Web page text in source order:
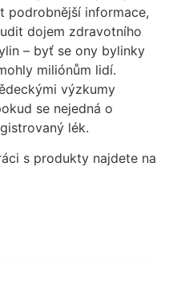
podrobnější informace,
dojem zdravotního
– byť se ony bylinky
miliónům lidí.
výzkumy
se nejedná o
lék.
s produkty najdete na